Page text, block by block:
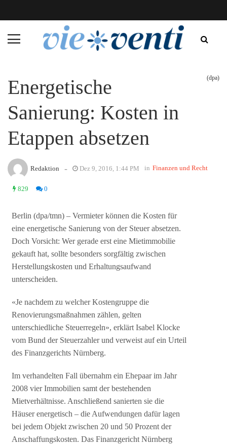
Energetische
Sanierung: Kosten in
Etappen absetzen
(dpa)
Redaktion - Dez 9, 2016, 1:44 PM in Finanzen und Recht
829 0
Berlin (dpa/tmn) – Vermieter können die Kosten für
eine energetische Sanierung von der Steuer absetzen.
Doch Vorsicht: Wer gerade erst eine Mietimmobilie
gekauft hat, sollte besonders sorgfältig zwischen
Herstellungskosten und Erhaltungsaufwand
unterscheiden.
«Je nachdem zu welcher Kostengruppe die
Renovierungsmaßnahmen zählen, gelten
unterschiedliche Steuerregeln», erklärt Isabel Klocke
vom Bund der Steuerzahler und verweist auf ein Urteil
des Finanzgerichts Nürnberg.
Im verhandelten Fall übernahm ein Ehepaar im Jahr
2008 vier Immobilien samt der bestehenden
Mietverhältnisse. Anschließend sanierten sie die
Häuser energetisch – die Aufwendungen dafür lagen
bei jedem Objekt zwischen 20 und 50 Prozent der
Anschaffungskosten. Das Finanzgericht Nürnberg